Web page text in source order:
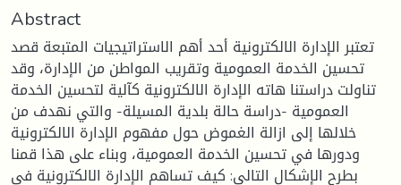
Abstract
تعتبر الإدارة الالكترونية أحد أهم الاستراتيجيات المتبعة قصد
تحسين الخدمة العمومية وتقريب المواطن من الإدارة، وقد
تناولت دراستنا هاته الإدارة الالكترونية كآلية لتحسين الخدمة
العمومية -دراسة حالة بلدية المسيلة- والتي نهدف من
خلالها إلى ازالة الغموض حول مفهوم الإدارة الالكترونية
ودورها في تحسين الخدمة العمومية، وبناء على هذا قمنا
بطرح الإشكال التالي: كيف تساهم الإدارة الالكترونية في